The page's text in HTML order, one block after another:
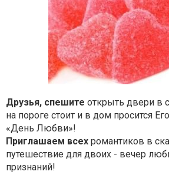
Друзья, спешите открыть двери в
на пороге стоит и в дом просится
«День Любви»!
Приглашаем всех романтиков в
путешествие для двоих - вечер
признаний!